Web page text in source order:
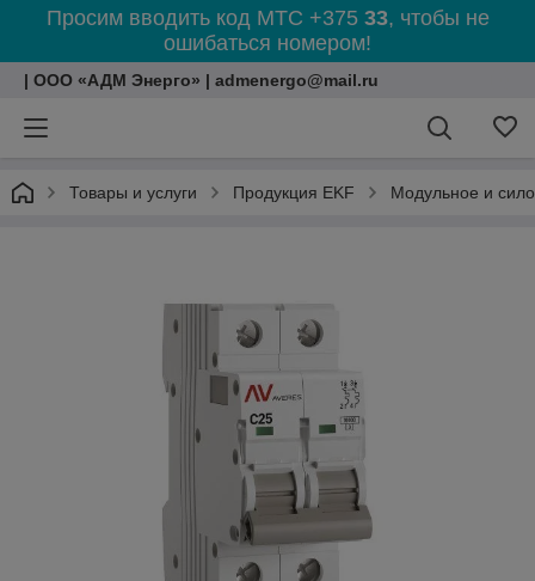
Просим вводить код МТС +375 33, чтобы не
ошибаться номером!
| ООО «АДМ Энерго» | admenergo@mail.ru
Товары и услуги Продукция EKF Модульное и